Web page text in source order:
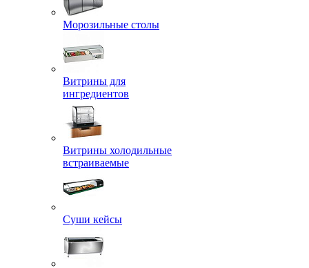
Морозильные столы
Витрины для
ингредиентов
Витрины холодильные
встраиваемые
Суши кейсы